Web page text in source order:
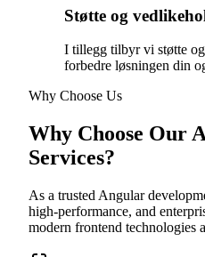
Støtte og
I tillegg tilbyr vi støtte
forbedre løsningen din
Why Choose Us
Why Choose Our
Services?
As a trusted Angular
high-performance, and
modern frontend technologies